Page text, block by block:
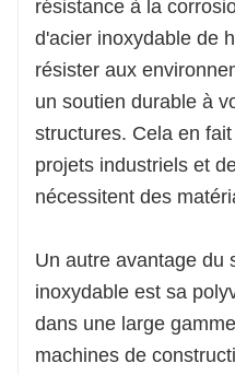
résistance à la
d'acier inoxydable de
résister aux
un soutien durable à
structures. Cela en
projets industriels et
nécessitent des
Un autre avantage du
inoxydable est sa
dans une large
machines de